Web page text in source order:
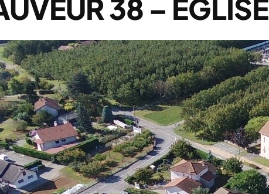
38 – EGLISE